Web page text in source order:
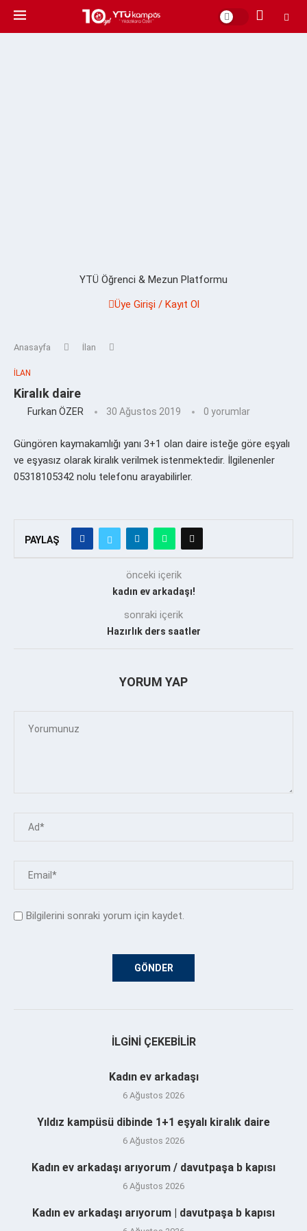
YTÜ Öğrenci & Mezun Platformu
Üye Girişi / Kayıt Ol
Anasayfa İlan
İLAN
Kiralık daire
Furkan ÖZER 30 Ağustos 2019 0 yorumlar
Güngören kaymakamlığı yanı 3+1 olan daire isteğe göre eşyalı
ve eşyasız olarak kiralık verilmek istenmektedir. İlgilenenler
05318105342 nolu telefonu arayabilirler.
PAYLAŞ
önceki içerik
kadın ev arkadaşı!
sonraki içerik
Hazırlık ders saatler
YORUM YAP
Bilgilerini sonraki yorum için kaydet.
İLGINI ÇEKEBILIR
Kadın ev arkadaşı
6 Ağustos 2026
Yıldız kampüsü dibinde 1+1 eşyalı kiralık daire
6 Ağustos 2026
Kadın ev arkadaşı arıyorum / davutpaşa b kapısı
6 Ağustos 2026
Kadın ev arkadaşı arıyorum | davutpaşa b kapısı